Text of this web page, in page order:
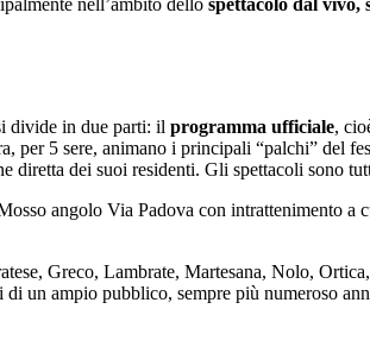
nell’ambito dello spettacolo dal vivo,
divide in due parti: il programma ufficiale,
per 5 sere, animano i principali “palchi” del
diretta dei suoi residenti. Gli spettacoli sono
angolo Via Padova con intrattenimento
Greco, Lambrate, Martesana, Nolo,
un ampio pubblico, sempre più numeroso